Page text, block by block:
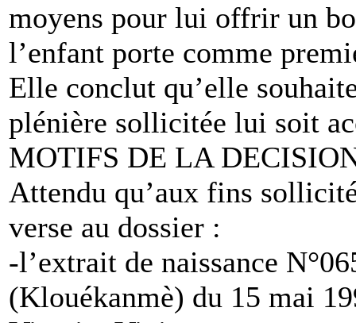
moyens pour lui offrir un
l’enfant porte comme
Elle conclut qu’elle
plénière sollicitée lui soit
MOTIFS DE LA
Attendu qu’aux fins
verse au dossier :
-l’extrait de naissance
(Klouékanmè) du 15 mai